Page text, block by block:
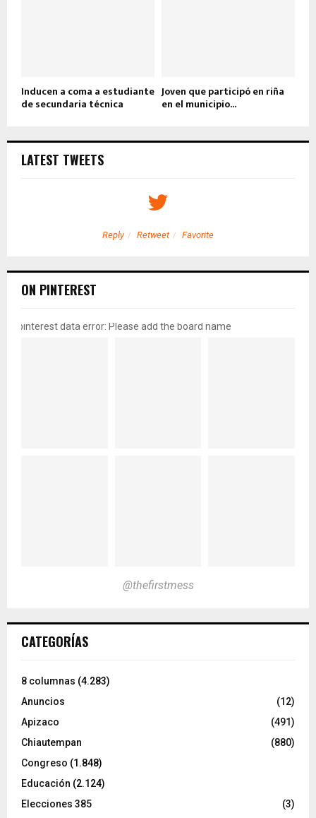
Inducen a coma a estudiante
de secundaria técnica
Joven que participó en riña
en el municipio...
LATEST TWEETS
Reply Retweet Favorite
ON PINTEREST
pinterest data error: Please add the board name
@thefirstmess
CATEGORÍAS
8 columnas (4.283)
Anuncios
(12)
Apizaco
(491)
Chiautempan
(880)
Congreso (1.848)
Educación (2.124)
Elecciones 385
(3)